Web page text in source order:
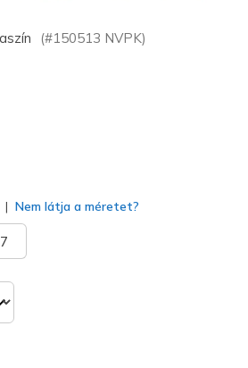
(#150513 NVPK)
Nem látja a méretet?